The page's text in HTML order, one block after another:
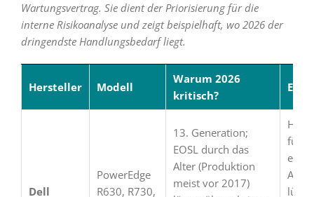
Wartungsvertrag. Sie dient der Priorisierung für die
interne Risikoanalyse und zeigt beispielhaft, wo 2026 der
dringendste Handlungsbedarf liegt.
Hersteller Modell
Warum 2026
kritisch?
Dell
PowerEdge
R630, R730,
13. Generation;
EOSL durch das
Alter (Produktion
meist vor 2017)
für